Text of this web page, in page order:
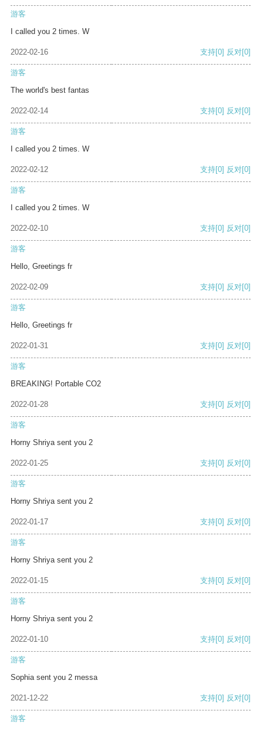
游客
I called you 2 times. W
2022-02-16 支持[0] 反对[0]
游客
The world's best fantas
2022-02-14 支持[0] 反对[0]
游客
I called you 2 times. W
2022-02-12 支持[0] 反对[0]
游客
I called you 2 times. W
2022-02-10 支持[0] 反对[0]
游客
Hello, Greetings fr
2022-02-09 支持[0] 反对[0]
游客
Hello, Greetings fr
2022-01-31 支持[0] 反对[0]
游客
BREAKING! Portable CO2
2022-01-28 支持[0] 反对[0]
游客
Horny Shriya sent you 2
2022-01-25 支持[0] 反对[0]
游客
Horny Shriya sent you 2
2022-01-17 支持[0] 反对[0]
游客
Horny Shriya sent you 2
2022-01-15 支持[0] 反对[0]
游客
Horny Shriya sent you 2
2022-01-10 支持[0] 反对[0]
游客
Sophia sent you 2 messa
2021-12-22 支持[0] 反对[0]
游客